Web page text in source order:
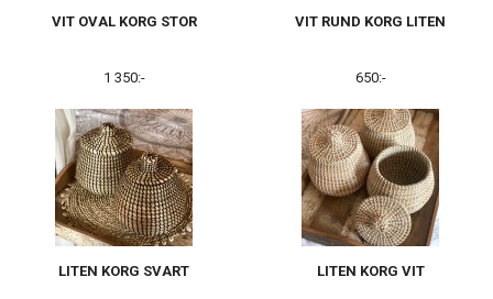
VIT OVAL KORG STOR
1 350:-
VIT RUND KORG LITEN
650:-
LITEN KORG SVART LITEN KORG VIT